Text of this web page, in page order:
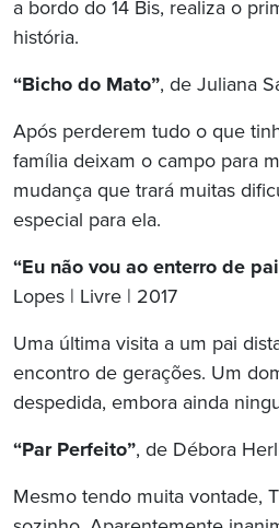
a bordo do 14 Bis, realiza o
história.
“Bicho do Mato”, de Juliana
Após perderem tudo o que
família deixam o campo para
mudança que trará muitas
especial para ela.
“Eu não vou ao enterro de
Lopes | Livre | 2017
Uma última visita a um pai
encontro de gerações. Um
despedida, embora ainda
“Par Perfeito”, de Débora
Mesmo tendo muita vontade,